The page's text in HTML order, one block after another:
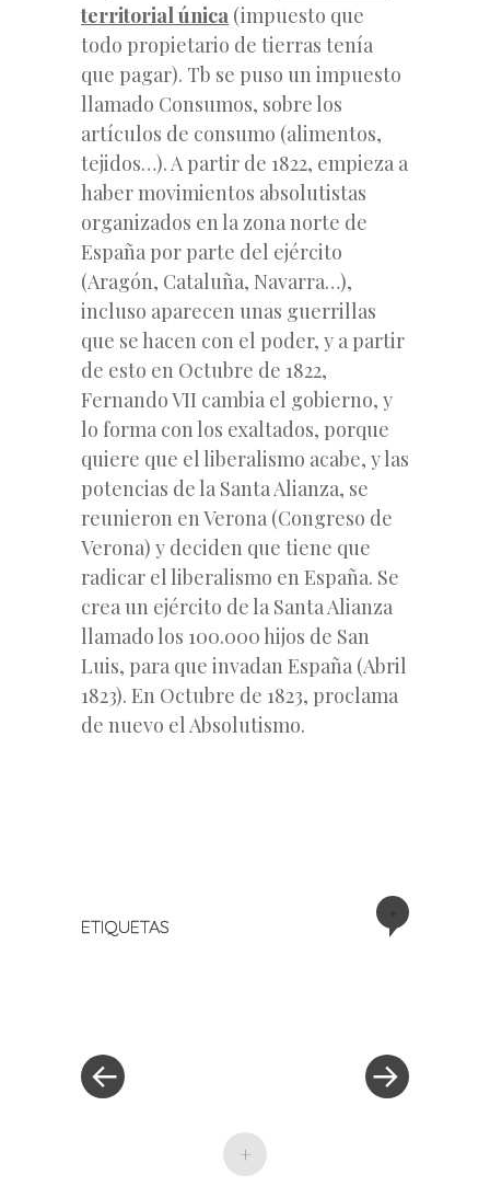
territorial única (impuesto que
todo propietario de tierras tenía
que pagar). Tb se puso un impuesto
llamado Consumos, sobre los
artículos de consumo (alimentos,
tejidos…). A partir de 1822, empieza a
haber movimientos absolutistas
organizados en la zona norte de
España por parte del ejército
(Aragón, Cataluña, Navarra…),
incluso aparecen unas guerrillas
que se hacen con el poder, y a partir
de esto en Octubre de 1822,
Fernando VII cambia el gobierno, y
lo forma con los exaltados, porque
quiere que el liberalismo acabe, y las
potencias de la Santa Alianza, se
reunieron en Verona (Congreso de
Verona) y deciden que tiene que
radicar el liberalismo en España. Se
crea un ejército de la Santa Alianza
llamado los 100.000 hijos de San
Luis, para que invadan España (Abril
1823). En Octubre de 1823, proclama
de nuevo el Absolutismo.
ETIQUETAS
entradas
+